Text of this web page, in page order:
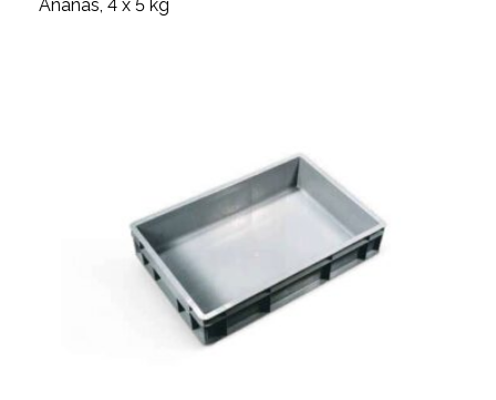
Ananas, 4 x 5 kg